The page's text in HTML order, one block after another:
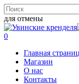
Skip
to
main
content
для отмены
Close
Search
account
0
Главная
Магазин
О нас
Контакты